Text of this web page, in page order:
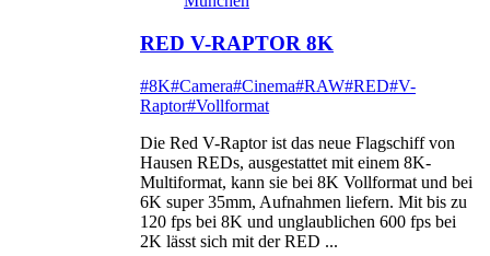
RED V-RAPTOR 8K
#8K#Camera#Cinema#RAW#RED#V-
Raptor#Vollformat
Die Red V-Raptor ist das neue Flagschiff von
Hausen REDs, ausgestattet mit einem 8K-
Multiformat, kann sie bei 8K Vollformat und bei
6K super 35mm, Aufnahmen liefern. Mit bis zu
120 fps bei 8K und unglaublichen 600 fps bei
2K lässt sich mit der RED ...